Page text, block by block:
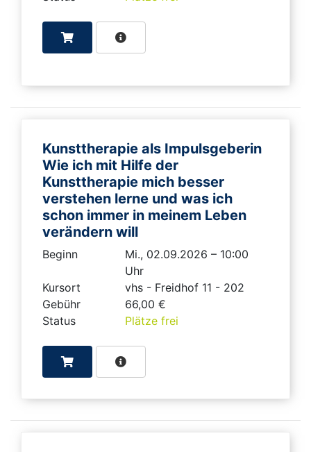
Kunsttherapie als Impulsgeberin
Wie ich mit Hilfe der
Kunsttherapie mich besser
verstehen lerne und was ich
schon immer in meinem Leben
verändern will
Beginn
Mi., 02.09.2026 – 10:00
Uhr
Kursort
vhs - Freidhof 11 - 202
Gebühr
66,00 €
Status
Plätze frei